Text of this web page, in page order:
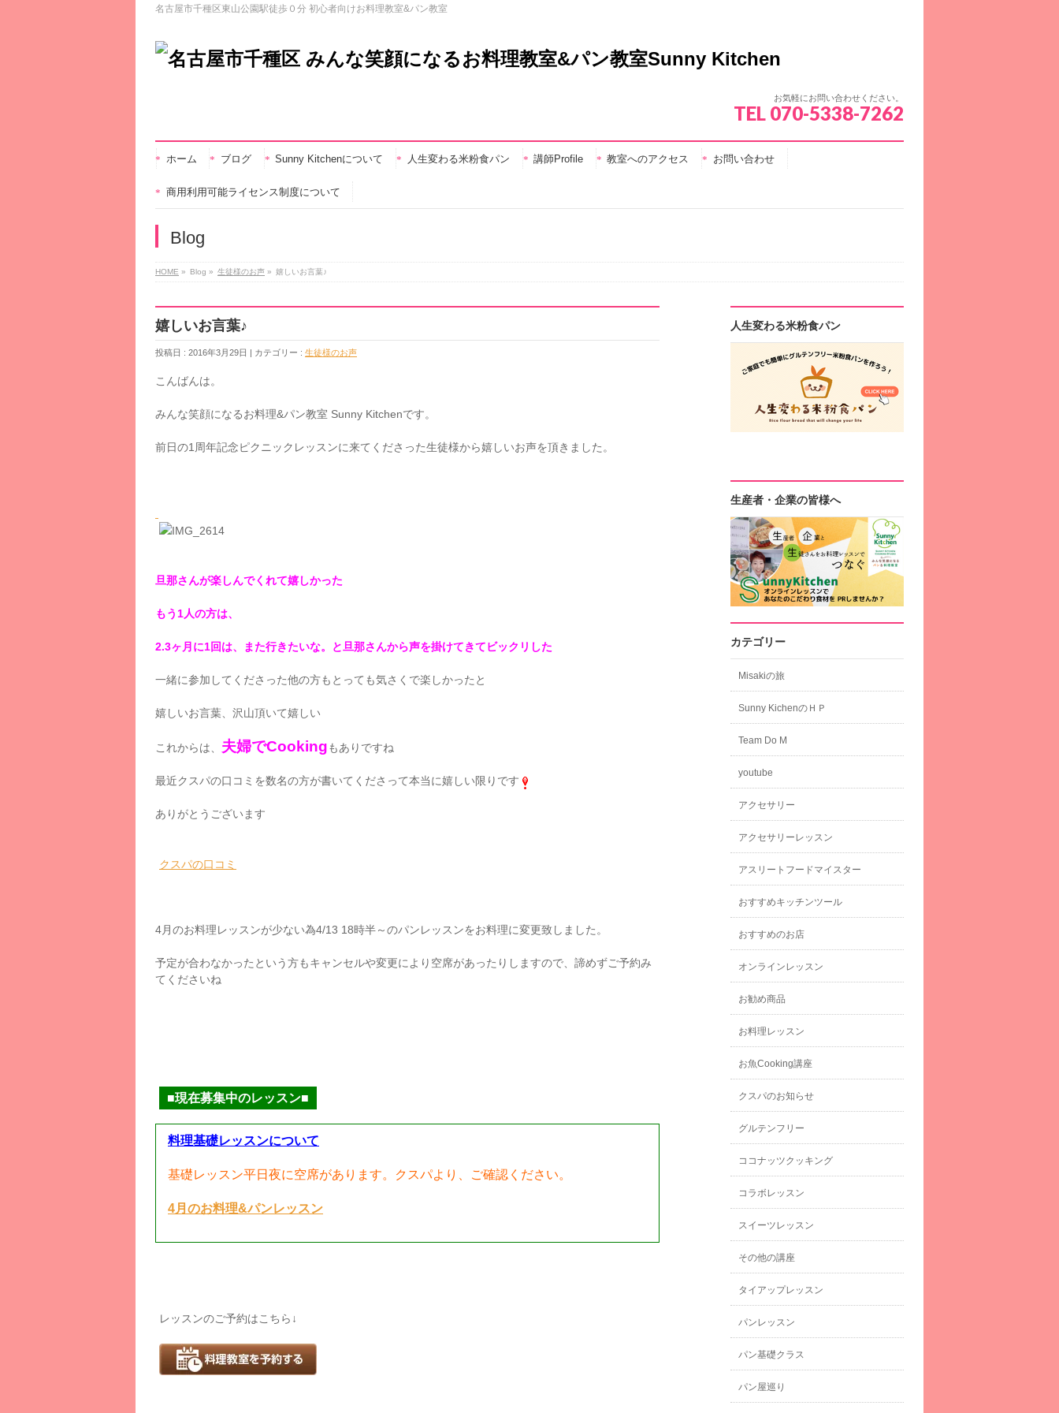
名古屋市千種区東山公園駅徒歩０分 初心者向けお料理教室&パン教室
お気軽にお問い合わせください。
TEL 070-5338-7262
ホーム ブログ Sunny Kitchenについて 人生変わる米粉食パン 講師Profile 教室へのアクセス お問い合わせ
商用利用可能ライセンス制度について
Blog
HOME » Blog » 生徒様のお声 » 嬉しいお言葉♪
嬉しいお言葉♪
投稿日 : 2016年3月29日 | カテゴリー : 生徒様のお声
こんばんは。
みんな笑顔になるお料理&パン教室 Sunny Kitchenです。
前日の1周年記念ピクニックレッスンに来てくださった生徒様から嬉しいお声を頂きました。
旦那さんが楽しんでくれて嬉しかった
もう1人の方は、
2.3ヶ月に1回は、また行きたいな。と旦那さんから声を掛けてきてビックリした
一緒に参加してくださった他の方もとっても気さくで楽しかったと
嬉しいお言葉、沢山頂いて嬉しい
これからは、 夫婦でCookingもありですね
最近クスパの口コミを数名の方が書いてくださって本当に嬉しい限りです
ありがとうございます
クスパの口コミ
4月のお料理レッスンが少ない為4/13 18時半～のパンレッスンをお料理に変更致しました。
予定が合わなかったという方もキャンセルや変更により空席があったりしますので、諦めずご予約み
てくださいね
■現在募集中のレッスン■
料理基礎レッスンについて
基礎レッスン平日夜に空席があります。クスパより、ご確認ください。
4月のお料理&パンレッスン
レッスンのご予約はこちら↓
人生変わる米粉食パン
生産者・企業の皆様へ
カテゴリー
Misakiの旅
Sunny KichenのＨＰ
Team Do M
youtube
アクセサリー
アクセサリーレッスン
アスリートフードマイスター
おすすめキッチンツール
おすすめのお店
オンラインレッスン
お勧め商品
お料理レッスン
お魚Cooking講座
クスパのお知らせ
グルテンフリー
ココナッツクッキング
コラボレッスン
スイーツレッスン
その他の講座
タイアップレッスン
パンレッスン
パン基礎クラス
パン屋巡り